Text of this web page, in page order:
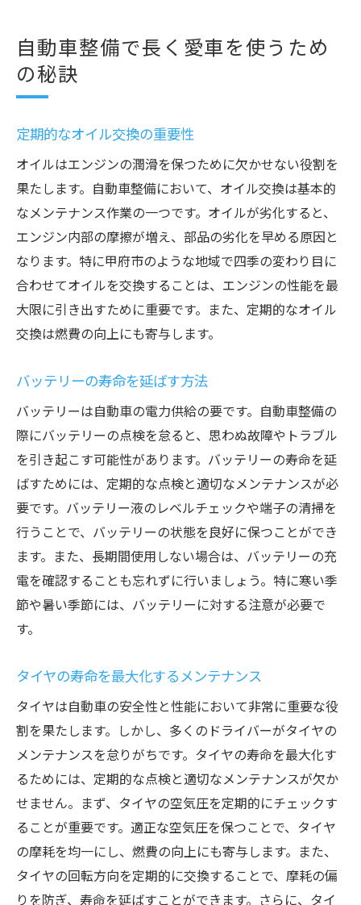
自動車整備で長く愛車を使うため
の秘訣
定期的なオイル交換の重要性
オイルはエンジンの潤滑を保つために欠かせない役割を
果たします。自動車整備において、オイル交換は基本的
なメンテナンス作業の一つです。オイルが劣化すると、
エンジン内部の摩擦が増え、部品の劣化を早める原因と
なります。特に甲府市のような地域で四季の変わり目に
合わせてオイルを交換することは、エンジンの性能を最
大限に引き出すために重要です。また、定期的なオイル
交換は燃費の向上にも寄与します。
バッテリーの寿命を延ばす方法
バッテリーは自動車の電力供給の要です。自動車整備の
際にバッテリーの点検を怠ると、思わぬ故障やトラブル
を引き起こす可能性があります。バッテリーの寿命を延
ばすためには、定期的な点検と適切なメンテナンスが必
要です。バッテリー液のレベルチェックや端子の清掃を
行うことで、バッテリーの状態を良好に保つことができ
ます。また、長期間使用しない場合は、バッテリーの充
電を確認することも忘れずに行いましょう。特に寒い季
節や暑い季節には、バッテリーに対する注意が必要で
す。
タイヤの寿命を最大化するメンテナンス
タイヤは自動車の安全性と性能において非常に重要な役
割を果たします。しかし、多くのドライバーがタイヤの
メンテナンスを怠りがちです。タイヤの寿命を最大化す
るためには、定期的な点検と適切なメンテナンスが欠か
せません。まず、タイヤの空気圧を定期的にチェックす
ることが重要です。適正な空気圧を保つことで、タイヤ
の摩耗を均一にし、燃費の向上にも寄与します。また、
タイヤの回転方向を定期的に交換することで、摩耗の偏
りを防ぎ、寿命を延ばすことができます。さらに、タイ